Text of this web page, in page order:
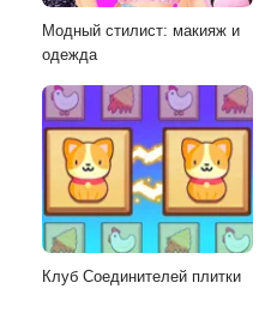
Модный стилист: макияж и
одежда
Клуб Соединителей плитки